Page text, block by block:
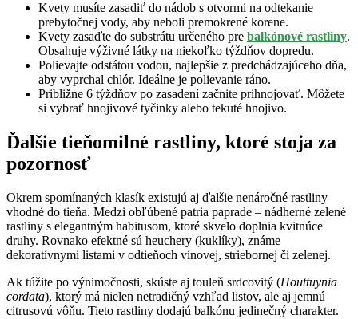
Kvety musíte zasadiť do nádob s otvormi na odtekanie
prebytočnej vody, aby neboli premokrené korene.
Kvety zasaďte do substrátu určeného pre balkónové rastliny.
Obsahuje výživné látky na niekoľko týždňov dopredu.
Polievajte odstátou vodou, najlepšie z predchádzajúceho dňa,
aby vyprchal chlór. Ideálne je polievanie ráno.
Približne 6 týždňov po zasadení začnite prihnojovať. Môžete
si vybrať hnojivové tyčinky alebo tekuté hnojivo.
Ďalšie tieňomilné rastliny, ktoré stoja za
pozornosť
Okrem spomínaných klasík existujú aj ďalšie nenáročné rastliny
vhodné do tieňa. Medzi obľúbené patria paprade – nádherné zelené
rastliny s elegantným habitusom, ktoré skvelo doplnia kvitnúce
druhy. Rovnako efektné sú heuchery (kuklíky), známe
dekoratívnymi listami v odtieňoch vínovej, striebornej či zelenej.
Ak túžite po výnimočnosti, skúste aj touleň srdcovitý (Houttuynia
cordata), ktorý má nielen netradičný vzhľad listov, ale aj jemnú
citrusovú vôňu. Tieto rastliny dodajú balkónu jedinečný charakter.